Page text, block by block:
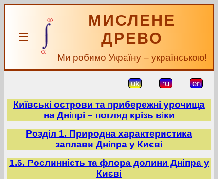
☰
МИСЛЕНЕ
ДРЕВО
Ми робимо Україну – українською!
uk ru en
Київські острови та прибережні урочища
на Дніпрі – погляд крізь віки
Розділ 1. Природна характеристика
заплави Дніпра у Києві
1.6. Рослинність та флора долини Дніпра у
Києві